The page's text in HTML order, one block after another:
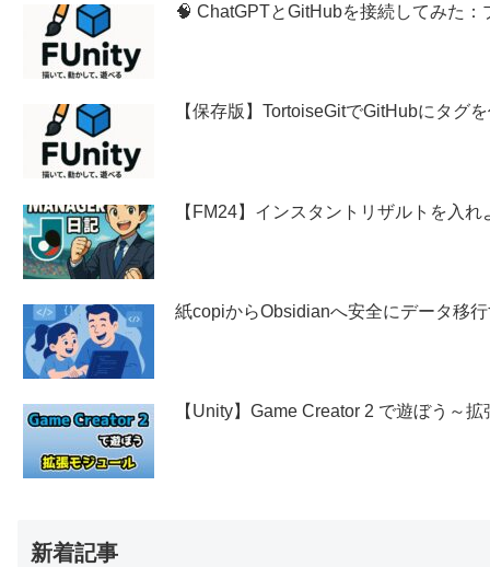
🧠 ChatGPTとGitHubを接続してみた
【保存版】TortoiseGitでGitHubにタグ
【FM24】インスタントリザルトを入れ
紙copiからObsidianへ安全にデータ移
【Unity】Game Creator 2 で遊ぼう～
新着記事